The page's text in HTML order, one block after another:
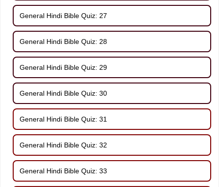
General Hindi Bible Quiz: 27
General Hindi Bible Quiz: 28
General Hindi Bible Quiz: 29
General Hindi Bible Quiz: 30
General Hindi Bible Quiz: 31
General Hindi Bible Quiz: 32
General Hindi Bible Quiz: 33